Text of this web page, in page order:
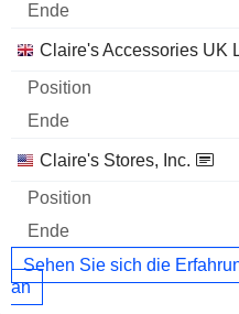
Claire's Accessories UK
Claire's Stores, Inc.
Sehen Sie sich die
an